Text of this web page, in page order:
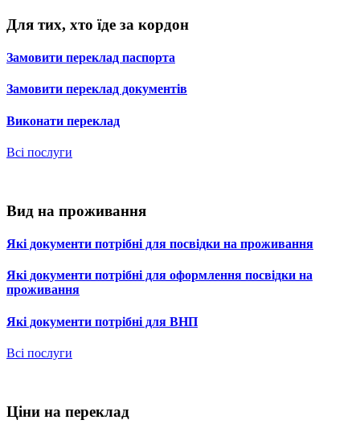
Для тих, хто їде за кордон
Замовити переклад паспорта
Замовити переклад документів
Виконати переклад
Всі послуги
Вид на проживання
Які документи потрібні для посвідки на проживання
Які документи потрібні для оформлення посвідки на
проживання
Які документи потрібні для ВНП
Всі послуги
Ціни на переклад